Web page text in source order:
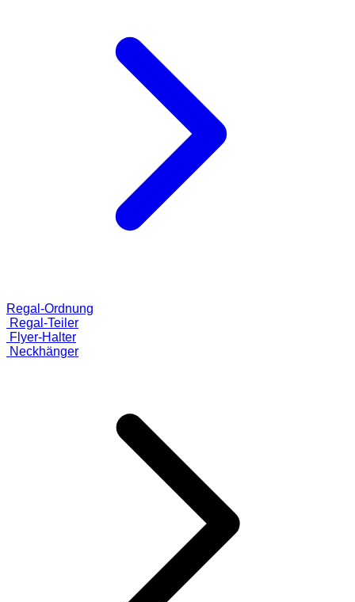
Regal-Ordnung
Regal-Teiler
Flyer-Halter
Neckhänger